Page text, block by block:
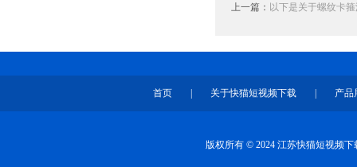
上一篇： 以下是关于螺纹卡
首页 关于快猫短视频下载 产品
版权所有 © 2024 江苏快猫短视频